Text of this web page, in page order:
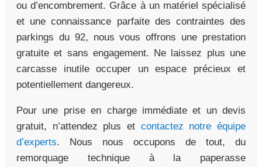
ou d’encombrement. Grâce à un matériel spécialisé
et une connaissance parfaite des contraintes des
parkings du 92, nous vous offrons une prestation
gratuite et sans engagement. Ne laissez plus une
carcasse inutile occuper un espace précieux et
potentiellement dangereux.
Pour une prise en charge immédiate et un devis
gratuit, n’attendez plus et contactez notre équipe
d’experts. Nous nous occupons de tout, du
remorquage technique à la paperasse